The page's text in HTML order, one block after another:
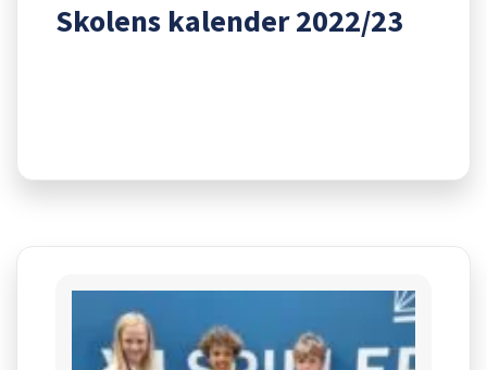
Skolens kalender 2022/23